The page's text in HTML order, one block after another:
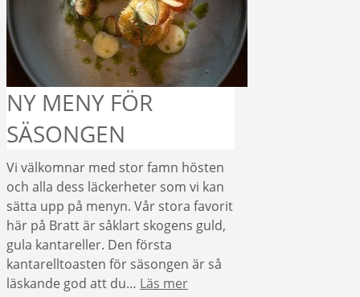
NY MENY FÖR
SÄSONGEN
Vi välkomnar med stor famn hösten
och alla dess läckerheter som vi kan
sätta upp på menyn. Vår stora favorit
här på Bratt är såklart skogens guld,
gula kantareller. Den första
kantarelltoasten för säsongen är så
läskande god att du… Läs mer